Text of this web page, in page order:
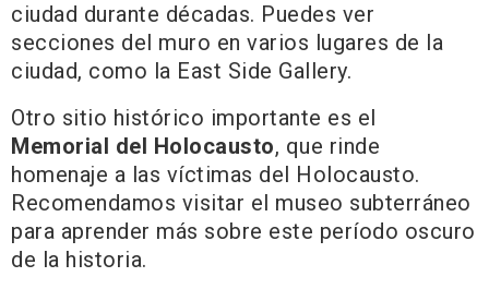
ciudad durante décadas. Puedes ver
secciones del muro en varios lugares de la
ciudad, como la East Side Gallery.
Otro sitio histórico importante es el
Memorial del Holocausto, que rinde
homenaje a las víctimas del Holocausto.
Recomendamos visitar el museo subterráneo
para aprender más sobre este período oscuro
de la historia.